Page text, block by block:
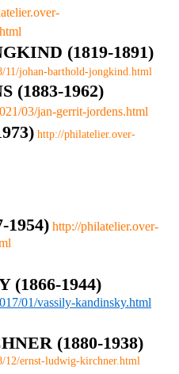
(1819-1891)
11/johan-barthold-jongkind.html
(1883-1962)
03/jan-gerrit-jordens.html
http://philatelier.over-
1954) http://philatelier.over-
(1866-1944)
01/vassily-kandinsky.html
(1880-1938)
12/ernst-ludwig-kirchner.html